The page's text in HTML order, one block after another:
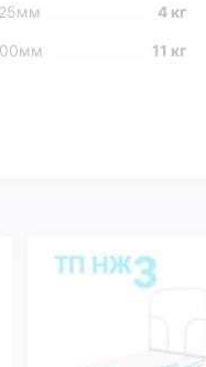
4 кг
11 кг